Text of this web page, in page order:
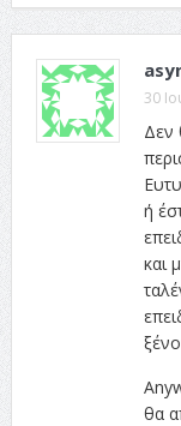
30
Δεν
ή
και
θα